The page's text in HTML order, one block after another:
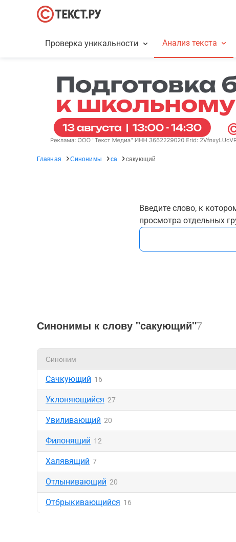
Проверка уникальности Анализ текста
Главная Синонимы са сакующий
Введите слово, к
просмотра отдельных
Синонимы к слову "сакующий"7
Синоним
Сачкующий 16
Уклоняющийся 27
Увиливающий 20
Филонящий 12
Халявящий 7
Отлынивающий 20
Отбрыкивающийся 16